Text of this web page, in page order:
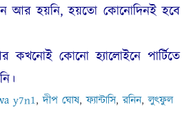
আর হয়নি, হয়তো কোনোদিনই হবে
কখনোই কোনো হ্যালোইনে পার্টিতে
y7n1,দীপ ঘোষ,ফ্যান্টাসি,রনিন,লুৎফুল